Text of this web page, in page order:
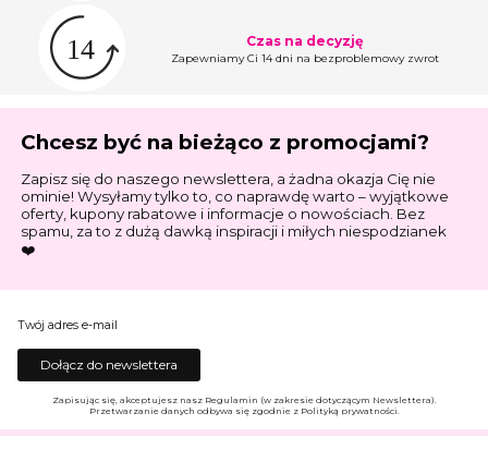
Czas na decyzję
Zapewniamy Ci 14 dni na bezproblemowy zwrot
Chcesz być na bieżąco z promocjami?
Zapisz się do naszego newslettera, a żadna okazja Cię nie
ominie! Wysyłamy tylko to, co naprawdę warto – wyjątkowe
oferty, kupony rabatowe i informacje o nowościach. Bez
spamu, za to z dużą dawką inspiracji i miłych niespodzianek
❤️
Twój adres e-mail
Dołącz do newslettera
Zapisując się, akceptujesz nasz Regulamin (w zakresie dotyczącym Newslettera).
Przetwarzanie danych odbywa się zgodnie z Polityką prywatności.